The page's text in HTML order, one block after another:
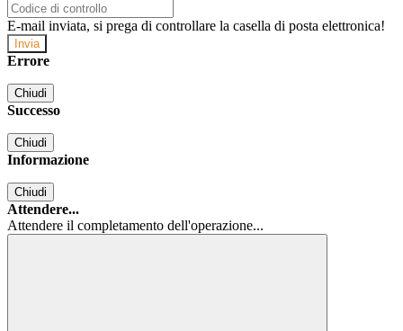
E-mail inviata, si prega di controllare la casella di posta elettronica!
Errore
Chiudi
Successo
Chiudi
Informazione
Chiudi
Attendere...
Attendere il completamento dell'operazione...